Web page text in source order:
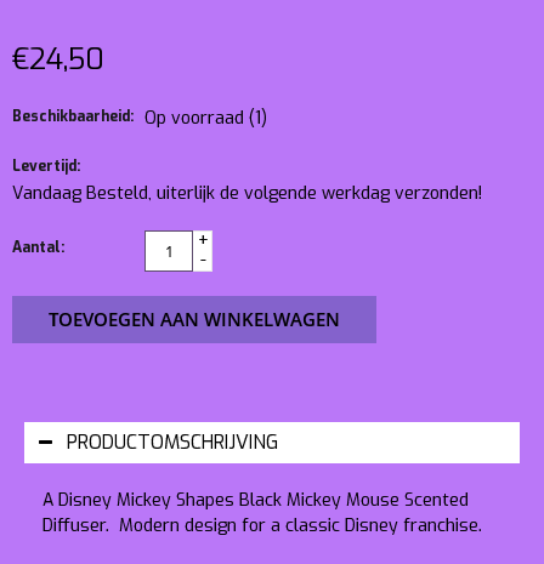
€24,50
Beschikbaarheid: Op voorraad (1)
Levertijd:
Vandaag Besteld, uiterlijk de volgende werkdag verzonden!
Aantal:
+
-
TOEVOEGEN AAN WINKELWAGEN
PRODUCTOMSCHRIJVING
A Disney Mickey Shapes Black Mickey Mouse Scented
Diffuser. Modern design for a classic Disney franchise.